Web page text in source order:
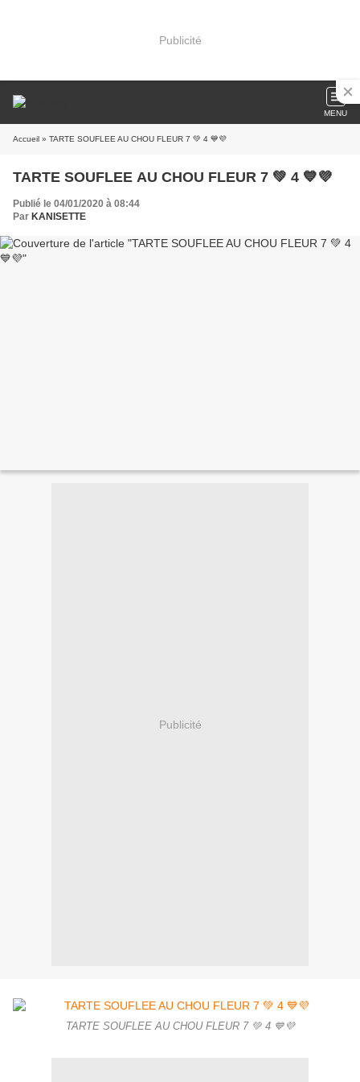
Publicité
MENU
Accueil » TARTE SOUFLEE AU CHOU FLEUR 7 💚 4 💙💜
TARTE SOUFLEE AU CHOU FLEUR 7 💚 4 💙💜
Publié le 04/01/2020 à 08:44
Par KANISETTE
Publicité
TARTE SOUFLEE AU CHOU FLEUR 7 💚 4 💙💜